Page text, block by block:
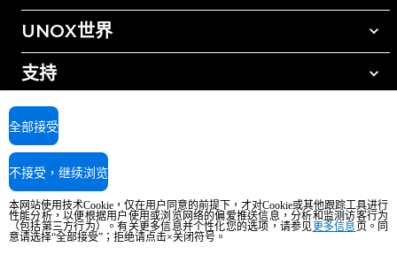
所有配件
手动清洗清洁剂
树脂过滤水处理
反渗透水处理
UNOX世界
我们在全球的办事处
支持
UNOX质保
查找经销商
查找服务中心
版权所有2026 UNOX SpA保留所有权利。Reg.Imp.Padova n°04230750285 -
REA Padova 372835 - Cap.Soc.5.000.000€iv - 增值税/税号04230750285 - IT
WEEE Reg. No. IT08020000000377
AI Content Disclaimer
本网站使用技术Cookie，仅在用户同意的前提下，才对Cookie或其他跟踪工具进行
性能分析，以便根据用户使用或浏览网络的偏爱推送信息，分析和监测访客行为
（包括第三方行为）。有关更多信息并个性化您的选项，请参见更多信息 页。同
意请选择“全部接受”；拒绝请点击×关闭符号。
全部接受
不接受，继续浏览